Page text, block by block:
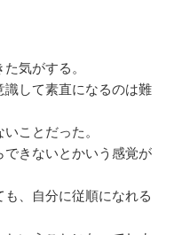
気がする。
して素直になるのは難
ことだった。
きないとかいう感覚が
、自分に従順になれる